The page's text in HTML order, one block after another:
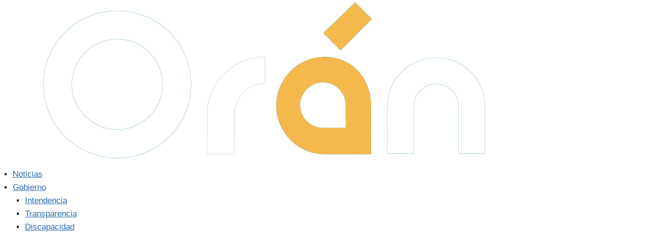
Noticias
Gobierno
Intendencia
Transparencia
Discapacidad